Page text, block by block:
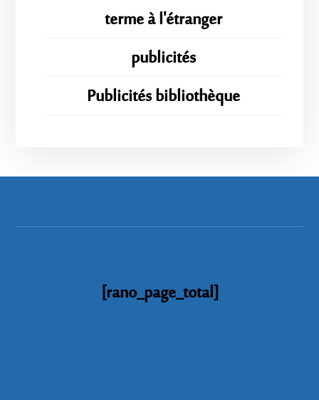
terme à l'étranger
publicités
Publicités bibliothèque
[rano_page_total]